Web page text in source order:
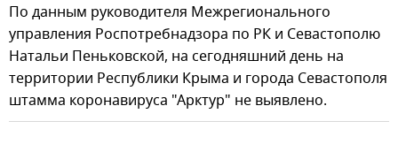
По данным руководителя Межрегионального
управления Роспотребнадзора по РК и Севастополю
Натальи Пеньковской, на сегодняшний день на
территории Республики Крыма и города Севастополя
штамма коронавируса "Арктур" не выявлено.